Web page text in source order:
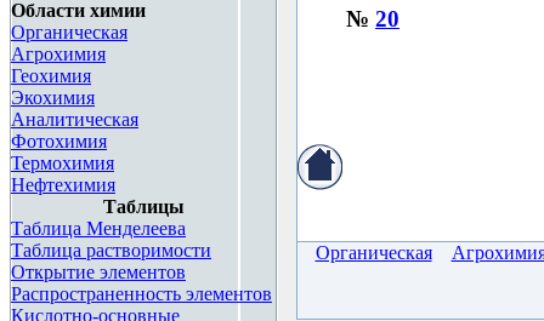
Области химии
Органическая
Агрохимия
Геохимия
Экохимия
Аналитическая
Фотохимия
Термохимия
Нефтехимия
Таблицы
Таблица Менделеева
Таблица растворимости
Открытие элементов
Распространенность элементов
Кислотно-основные
№ 20
Органическая